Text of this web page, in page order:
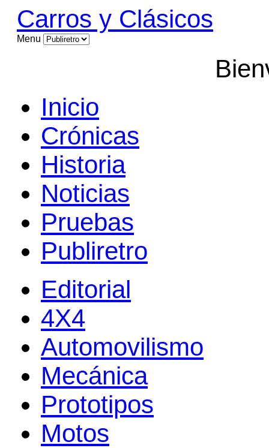
Carros y Clásicos
Menu
Inicio
Crónicas
Historia
Noticias
Pruebas
Publiretro
Editorial
4X4
Automovilismo
Mecánica
Prototipos
Motos